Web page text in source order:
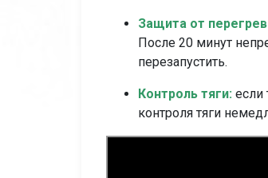
Защита от
После 20 минут
перезапустить.
Контроль тяги: если
контроля тяги